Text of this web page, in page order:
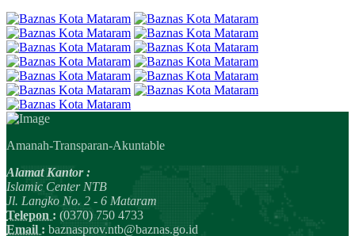
Amanah-Transparan-Akuntable
Alamat Kantor :
Islamic Center NTB
Jl. Langko No. 2 - 6 Mataram
Telepon : (0370) 750 4733
Email : baznasprov.ntb@baznas.go.id